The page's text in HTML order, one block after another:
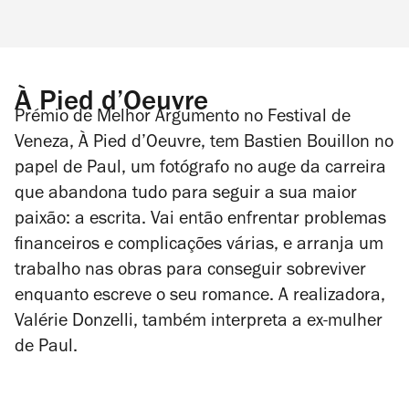
À Pied d’Oeuvre
Prémio de Melhor Argumento no Festival de
Veneza, À Pied d’Oeuvre, tem Bastien Bouillon no
papel de Paul, um fotógrafo no auge da carreira
que abandona tudo para seguir a sua maior
paixão: a escrita. Vai então enfrentar problemas
financeiros e complicações várias, e arranja um
trabalho nas obras para conseguir sobreviver
enquanto escreve o seu romance. A realizadora,
Valérie Donzelli, também interpreta a ex-mulher
de Paul.